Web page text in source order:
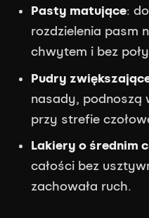
Pasty matujące:
rozdzielenia pasm
chwytem i bez
Pudry
nasady, podnoszą
przy strefie
Lakiery o średnim
całości bez
zachowała ruch.